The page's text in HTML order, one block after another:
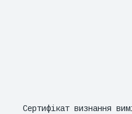
Сертифікат визнання